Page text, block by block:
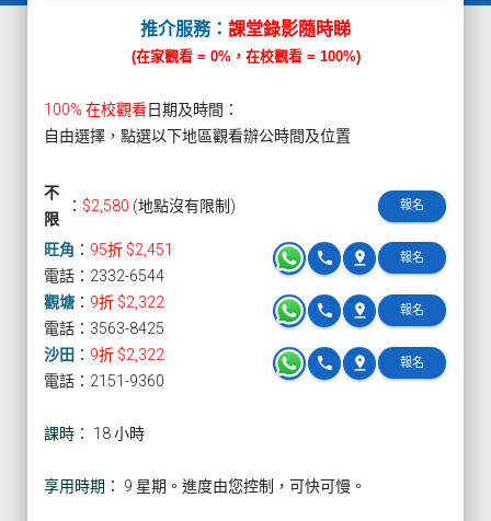
推介服務： 課堂錄影隨時睇
(在家觀看 = 0%，在校觀看 = 100%)
100% 在校觀看日期及時間：
自由選擇，點選以下地區觀看辦公時間及位置
不
限
： $2,580 (地點沒有限制) 報名
旺角 ： 95折 $2,451 報名
pin_drop
phone
電話：2332-6544
觀塘 ： 9折 $2,322 報名
pin_drop
phone
電話：3563-8425
沙田 ： 9折 $2,322 報名
pin_drop
phone
電話：2151-9360
課時： 18 小時
享用時期： 9 星期。進度由您控制，可快可慢。